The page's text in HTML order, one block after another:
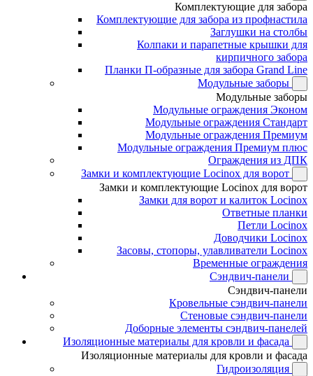
Комплектующие для забора
Комплектующие для забора из профнастила
Заглушки на столбы
Колпаки и парапетные крышки для
кирпичного забора
Планки П-образные для забора Grand Line
Модульные заборы
Модульные заборы
Модульные ограждения Эконом
Модульные ограждения Стандарт
Модульные ограждения Премиум
Модульные ограждения Премиум плюс
Ограждения из ДПК
Замки и комплектующие Locinox для ворот
Замки и комплектующие Locinox для ворот
Замки для ворот и калиток Locinox
Ответные планки
Петли Locinox
Доводчики Locinox
Засовы, стопоры, улавливатели Locinox
Временные ограждения
Сэндвич-панели
Сэндвич-панели
Кровельные сэндвич-панели
Стеновые сэндвич-панели
Доборные элементы сэндвич-панелей
Изоляционные материалы для кровли и фасада
Изоляционные материалы для кровли и фасада
Гидроизоляция